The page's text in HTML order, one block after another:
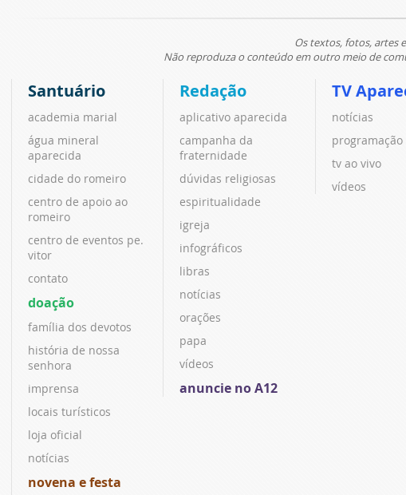
Os textos, fotos, artes
Não reproduza o conteúdo em outro meio de
Santuário
academia marial
água mineral
aparecida
cidade do romeiro
centro de apoio ao
romeiro
centro de eventos pe.
vitor
contato
doação
família dos devotos
história de nossa
senhora
imprensa
locais turísticos
loja oficial
notícias
novena e festa
Redação
aplicativo aparecida
campanha da
fraternidade
dúvidas religiosas
espiritualidade
igreja
infográficos
libras
notícias
orações
papa
vídeos
anuncie no A12
TV
notícias
programação
tv ao vivo
vídeos